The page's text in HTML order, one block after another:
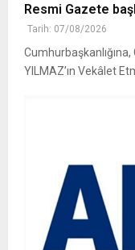
Resmi Gazete
Tarih: 07/08/2026
Cumhurbaşkanlığına,
YILMAZ’ın Vekâlet